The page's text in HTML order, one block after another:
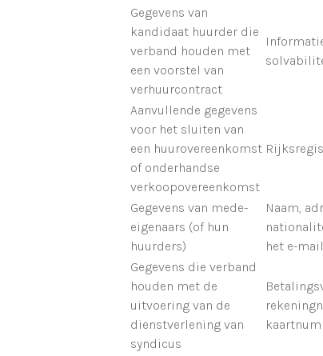
Gegevens van
kandidaat huurder die
verband houden met
een voorstel van
verhuurcontract
Aanvullende gegevens
voor het sluiten van
een huurovereenkomst
of onderhandse
verkoopovereenkomst
Gegevens van mede-
eigenaars (of hun
huurders)
Naam,
het e-
Gegevens die verband
houden met de
uitvoering van de
dienstverlening van
syndicus